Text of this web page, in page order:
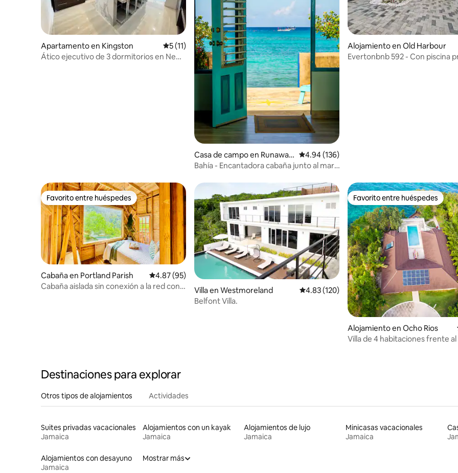
Apartamento en Kingston Calificación promedio: 5 de 5, 11 reseñas
5 (11)
Ático ejecutivo de 3 dormitorios en New
Casa de campo en Runaway
Bay
Calificación promedio: 4.94 de 5, 136 reseñas
4.94 (136)
Bahía - Encantadora cabaña junto al mar,
Alojamiento en Old Harbour
Evertonbnb 592 - Con piscina
Favorito entre huéspedes
Favorito entre huéspedes
Cabaña en Portland Parish Calificación promedio: 4.87 de 5, 95 reseñas
4.87 (95)
Cabaña aislada sin conexión a la red con
Villa en Westmoreland Calificación promedio: 4.83 de 5, 120 reseñas
4.83 (120)
Belfont Villa.
Favorito entre huéspedes
Favorito entre huéspedes
Alojamiento en Ocho Rios
Villa de 4 habitaciones frente
Destinaciones para explorar
Otros tipos de alojamientos Actividades
Suites privadas vacacionales
Jamaica
Alojamientos con un kayak
Jamaica
Alojamientos de lujo
Jamaica
Minicasas vacacionales
Jamaica
Alojamientos con desayuno
Jamaica
Mostrar más